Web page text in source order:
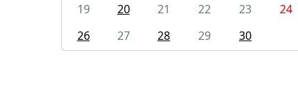
19
20 21 22 23 24
26
27 28 29 30